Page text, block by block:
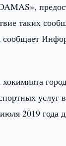
таких
услуг в
2019 года